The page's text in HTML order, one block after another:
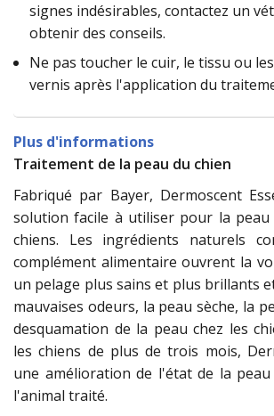
signes indésirables, contactez un
obtenir des conseils.
Ne pas toucher le cuir, le tissu ou
vernis après l'application du
Plus d'informations
Traitement de la peau du chien
Fabriqué par Bayer, Dermoscent
solution facile à utiliser pour la peau
chiens. Les ingrédients naturels
complément alimentaire ouvrent la
un pelage plus sains et plus brillants
mauvaises odeurs, la peau sèche, la
desquamation de la peau chez les
les chiens de plus de trois mois,
une amélioration de l'état de la
l'animal traité.